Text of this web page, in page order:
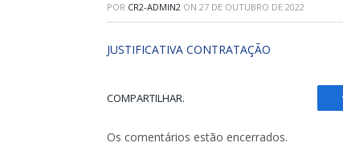
POR CR2-ADMIN2 ON 27 DE OUTUBRO DE 2022
JUSTIFICATIVA CONTRATAÇÃO
COMPARTILHAR.
Os comentários estão encerrados.